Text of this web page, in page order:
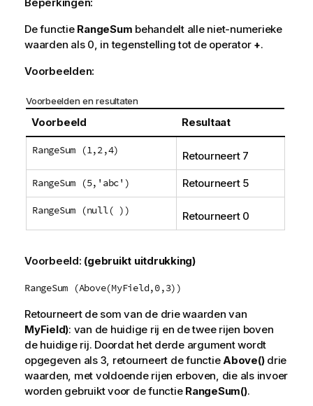
De functie RangeSum behandelt alle niet-numerieke
waarden als 0, in tegenstelling tot de operator +.
Voorbeelden:
Voorbeelden en resultaten
Voorbeeld Resultaat
RangeSum (1,2,4) Retourneert 7
RangeSum (5,'abc') Retourneert 5
RangeSum (null( )) Retourneert 0
Voorbeeld: (gebruikt uitdrukking)
RangeSum (Above(MyField,0,3))
Retourneert de som van de drie waarden van
MyField): van de huidige rij en de twee rijen boven
de huidige rij. Doordat het derde argument wordt
opgegeven als 3, retourneert de functieAbove()drie
waarden, met voldoende rijen erboven, die als invoer
worden gebruikt voor de functie RangeSum().